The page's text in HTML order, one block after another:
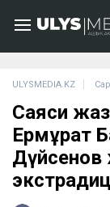
ULYSMEDIA.KZ
Саяси
Ермұрат